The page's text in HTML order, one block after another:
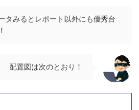
タみるとレポート以外にも優秀台
配置図は次のとおり！